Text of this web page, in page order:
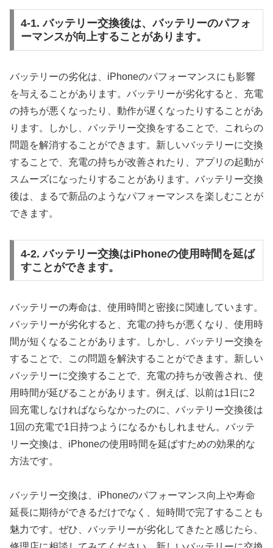
4-1. バッテリー交換後は、バッテリーのパフォ
ーマンスが向上することがあります。
バッテリーの劣化は、iPhoneのパフォーマンスにも影響
を与えることがあります。バッテリーが劣化すると、充電
の持ちが悪くなったり、動作が遅くなったりすることがあ
ります。しかし、バッテリー交換をすることで、これらの
問題を解消することができます。新しいバッテリーに交換
することで、充電の持ちが改善されたり、アプリの起動が
スムーズになったりすることがあります。バッテリー交換
後は、まるで新品のようなパフォーマンスを楽しむことが
できます。
4-2. バッテリー交換はiPhoneの使用時間を延ば
すことができます。
バッテリーの寿命は、使用時間と密接に関連しています。
バッテリーが劣化すると、充電の持ちが悪くなり、使用時
間が短くなることがあります。しかし、バッテリー交換を
することで、この問題を解決することができます。新しい
バッテリーに交換することで、充電の持ちが改善され、使
用時間が延びることがあります。例えば、以前は1日に2
回充電しなければならなかったのに、バッテリー交換後は
1回の充電で1日持つようになるかもしれません。バッテ
リー交換は、iPhoneの使用時間を延ばすための効果的な
方法です。
バッテリー交換は、iPhoneのパフォーマンス向上や寿命
延長に期待ができるだけでなく、短時間で完了することも
魅力です。ぜひ、バッテリーが劣化してきたと感じたら、